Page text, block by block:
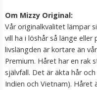
Om Mizzy Original:
Vår originalkvalitet lämpar
vill ha i löshår så länge
livslängden är kortare än
Premium. Håret har en rak
självfall. Det är äkta hår
Indien och Vietnam).